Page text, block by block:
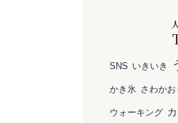
SNS いきいき
かき氷 さわかお
ウォーキング